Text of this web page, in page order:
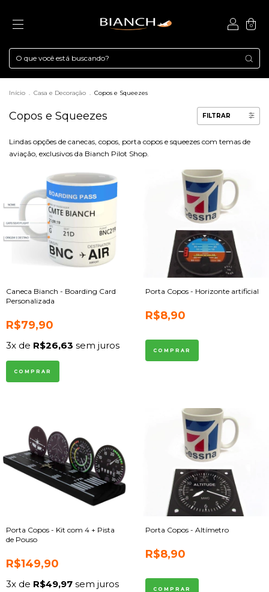
0
Início . Casa e Decoração . Copos e Squeezes
Copos e Squeezes FILTRAR
Lindas opções de canecas, copos, porta copos e squeezes com temas de
aviação, exclusivos da Bianch Pilot Shop.
Caneca Bianch - Boarding Card
Personalizada
R$79,90
3x de R$26,63 sem juros
Porta Copos - Horizonte artificial
R$8,90
Porta Copos - Kit com 4 + Pista
de Pouso
R$149,90
3x de R$49,97 sem juros
Porta Copos - Altímetro
R$8,90